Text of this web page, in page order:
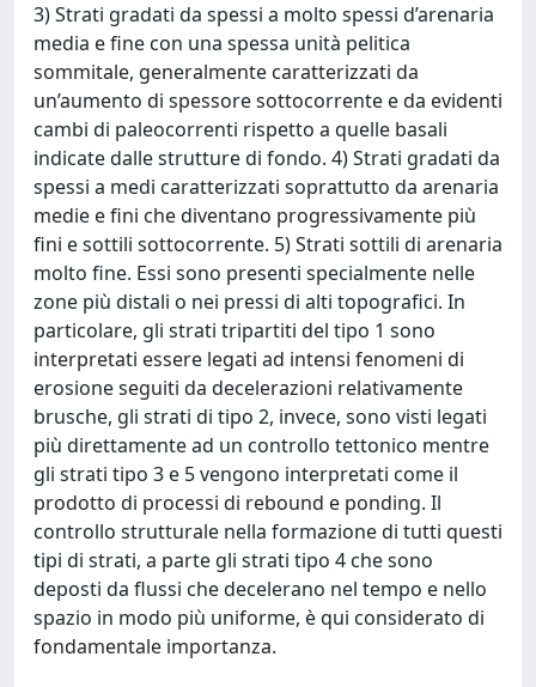
3) Strati gradati da spessi a molto spessi d’arenaria
media e fine con una spessa unità pelitica
sommitale, generalmente caratterizzati da
un’aumento di spessore sottocorrente e da evidenti
cambi di paleocorrenti rispetto a quelle basali
indicate dalle strutture di fondo. 4) Strati gradati da
spessi a medi caratterizzati soprattutto da arenaria
medie e fini che diventano progressivamente più
fini e sottili sottocorrente. 5) Strati sottili di arenaria
molto fine. Essi sono presenti specialmente nelle
zone più distali o nei pressi di alti topografici. In
particolare, gli strati tripartiti del tipo 1 sono
interpretati essere legati ad intensi fenomeni di
erosione seguiti da decelerazioni relativamente
brusche, gli strati di tipo 2, invece, sono visti legati
più direttamente ad un controllo tettonico mentre
gli strati tipo 3 e 5 vengono interpretati come il
prodotto di processi di rebound e ponding. Il
controllo strutturale nella formazione di tutti questi
tipi di strati, a parte gli strati tipo 4 che sono
deposti da flussi che decelerano nel tempo e nello
spazio in modo più uniforme, è qui considerato di
fondamentale importanza.